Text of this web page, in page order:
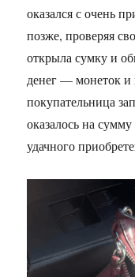
оказался с очень
позже, проверяя
открыла сумку и
денег — монеток и
покупательница
оказалось на
удачного